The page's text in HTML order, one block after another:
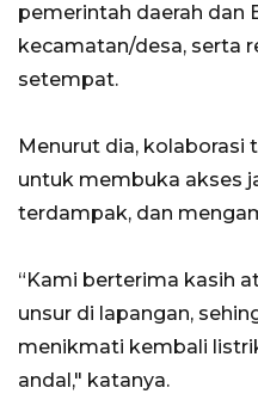
pemerintah daerah dan
kecamatan/desa, serta
setempat.
Menurut dia,
untuk membuka akses
terdampak, dan
“Kami berterima kasih
unsur di lapangan,
menikmati kembali
andal," katanya.